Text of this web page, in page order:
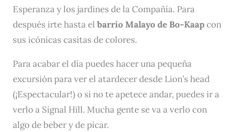
Esperanza y los jardines de la Compañía. Para
después irte hasta el barrio Malayo de Bo-Kaapcon
sus icónicas casitas de colores.
Para acabar el día puedes hacer una pequeña
excursión para ver el atardecer desde Lion’s head
(¡Espectacular!) o si no te apetece andar, puedes ir a
verlo a Signal Hill. Mucha gente se va a verlo con
algo de beber y de picar.